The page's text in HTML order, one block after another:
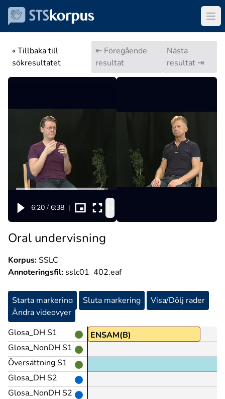
« Tillbaka till
sökresultatet
⇤ Föregående
resultat
Nästa
resultat ⇥
6:20 / 6:38 |
Oral undervisning
Korpus:SSLC
Annoteringsfil: sslc01_402.eaf
Starta markering Sluta markering
Visa/Dölj rader
Ändra videovyer
Glosa_DH S1
Glosa_NonDH S1
Översättning S1
Glosa_DH S2
Glosa_NonDH S2
ENSAM(B)
själva,